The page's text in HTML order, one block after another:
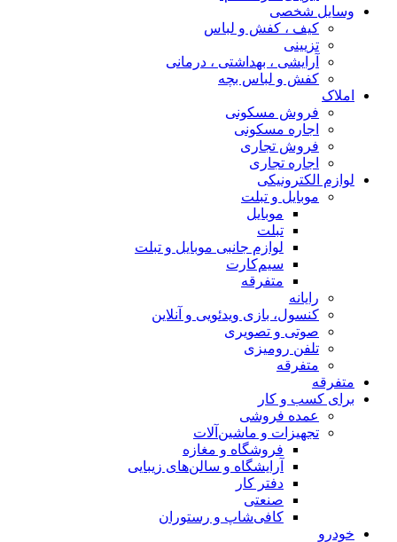
وسایل شخصی
کیف ، کفش و لباس
تزیینی
آرایشی ، بهداشتی ، درمانی
کفش و لباس بچه
املاک
فروش مسکونی
اجاره مسکونی
فروش تجاری
اجاره تجاری
لوازم الکترونیکی
موبایل و تبلت
موبایل
تبلت
لوازم جانبی موبایل و تبلت
سیم‌کارت
متفرقه
رایانه
کنسول، بازی‌ ویدئویی و آنلاین
صوتی و تصویری
تلفن رومیزی
متفرقه
متفرقه
برای کسب و کار
عمده فروشی
تجهیزات و ماشین‌آلات
فروشگاه و مغازه
آرایشگاه و سالن‌های زیبایی
دفتر کار
صنعتی
کافی‌شاپ و رستوران
خودرو